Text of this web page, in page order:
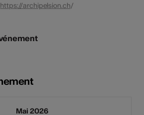
https://archipelsion.ch/
Mai 2026